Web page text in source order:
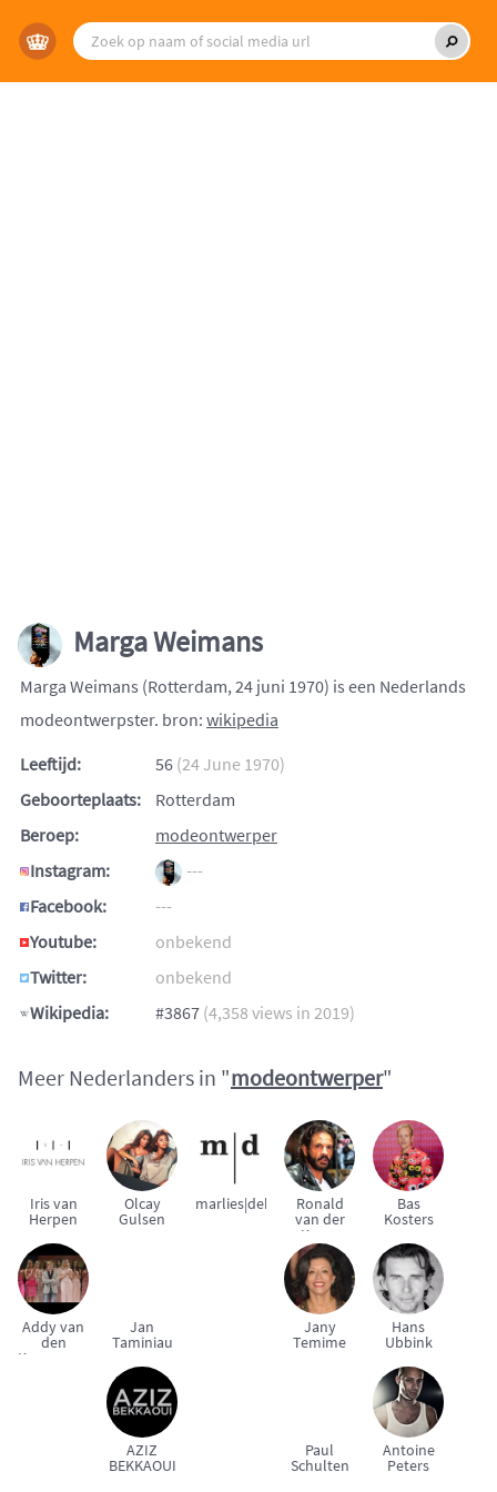
Marga Weimans
Marga Weimans (Rotterdam, 24 juni 1970) is een Nederlands
modeontwerpster. bron: wikipedia
Leeftijd:
56 (24 June 1970)
Geboorteplaats:
Rotterdam
Beroep:
modeontwerper
Instagram:
---
Facebook:
---
Youtube:
onbekend
Twitter:
onbekend
Wikipedia:
#3867 (4,358 views in 2019)
Meer Nederlanders in "modeontwerper"
Iris van
Herpen
Olcay
Gulsen
marlies|dekkersRonald
van der
Kemp
Bas
Kosters
Addy van
den
Krommenacker
Jan
Taminiau
Jany
Temime
Hans
Ubbink
AZIZ
BEKKAOUI
Paul
Schulten
Antoine
Peters